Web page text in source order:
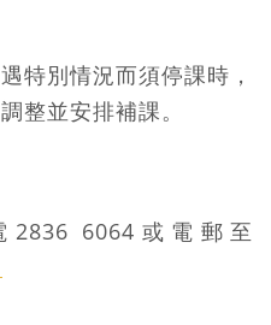
特別情況而須停課時，
整並安排補課。
6064或電郵至